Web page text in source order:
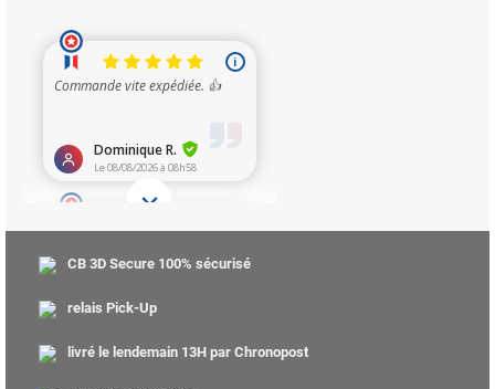
CB 3D Secure 100% sécurisé
relais Pick-Up
livré le lendemain 13H par Chronopost